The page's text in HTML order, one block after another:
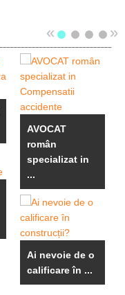
« »
AVOCAT
român
specializat in
...
Ai nevoie de o
calificare în ...